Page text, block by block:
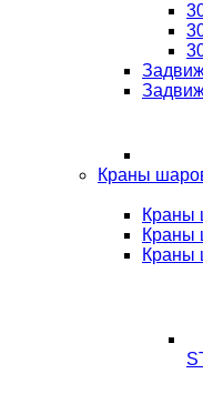
Краны
Краны
Краны
Краны